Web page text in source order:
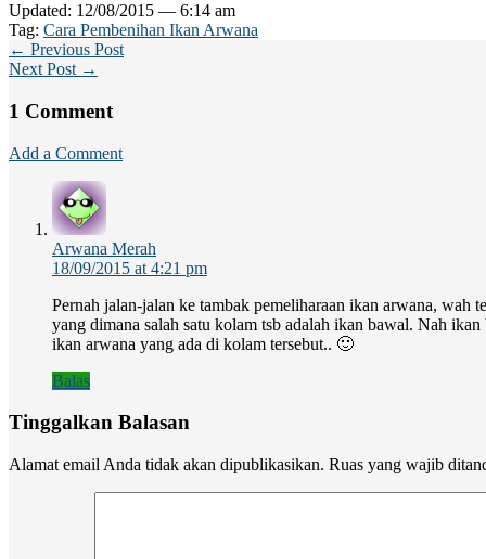
Updated: 12/08/2015 — 6:14 am
Tag: Cara Pembenihan Ikan Arwana
← Previous Post
Next Post →
1 Comment
Add a Comment
Arwana Merah
18/09/2015 at 4:21 pm
Pernah jalan-jalan ke tambak pemeliharaan ikan arwana, wah
yang dimana salah satu kolam tsb adalah ikan bawal. Nah
ikan arwana yang ada di kolam tersebut.. 🙂
Balas
Tinggalkan Balasan
Alamat email Anda tidak akan dipublikasikan. Ruas yang wajib